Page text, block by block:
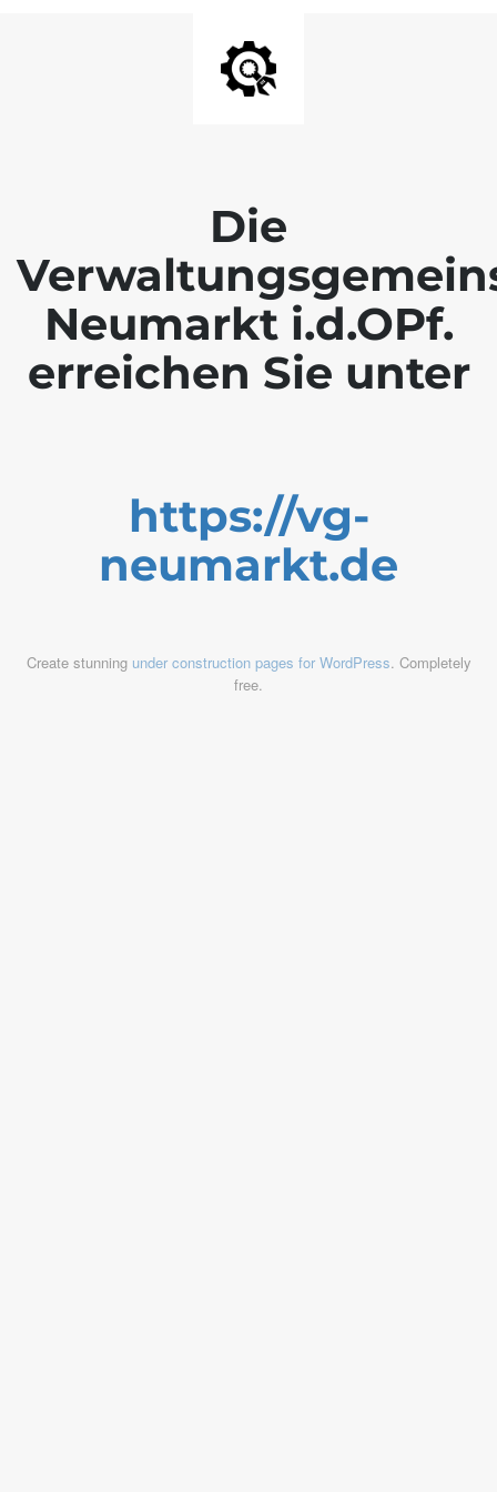
Die
Neumarkt i.d.OPf.
erreichen Sie unter
https://vg-
neumarkt.de
Create stunning under construction pages for WordPress. Completely
free.